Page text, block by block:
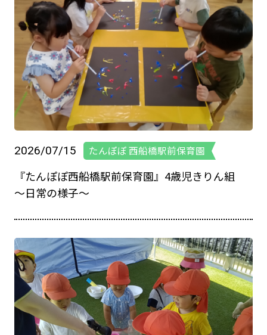
2026/07/15 たんぽぽ 西船橋駅前保育園
『たんぽぽ西船橋駅前保育園』4歳児きりん組
～日常の様子～